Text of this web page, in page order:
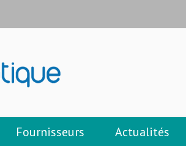
Fournisseurs Actualités